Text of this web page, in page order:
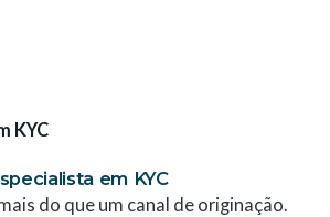
KYC
em KYC
do que um canal de originação.